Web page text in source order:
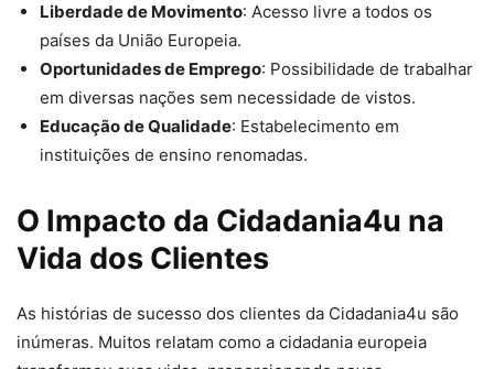
Liberdade de Movimento: Acesso livre a todos os
países da União Europeia.
Oportunidades de Emprego: Possibilidade de trabalhar
em diversas nações sem necessidade de vistos.
Educação de Qualidade: Estabelecimento em
instituições de ensino renomadas.
O Impacto da Cidadania4u na
Vida dos Clientes
As histórias de sucesso dos clientes da Cidadania4u são
inúmeras. Muitos relatam como a cidadania europeia